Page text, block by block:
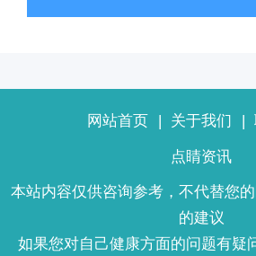
网站首页 | 关于我们 |
点睛资讯
本站内容仅供咨询参考，不代替您
的建议
如果您对自己健康方面的问题有疑